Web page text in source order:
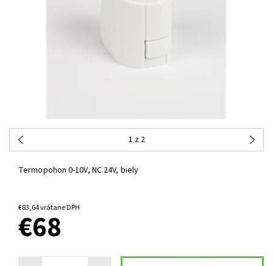
1 z 2
Termopohon 0-10V, NC 24V, biely
€83,64 vrátane DPH
€68